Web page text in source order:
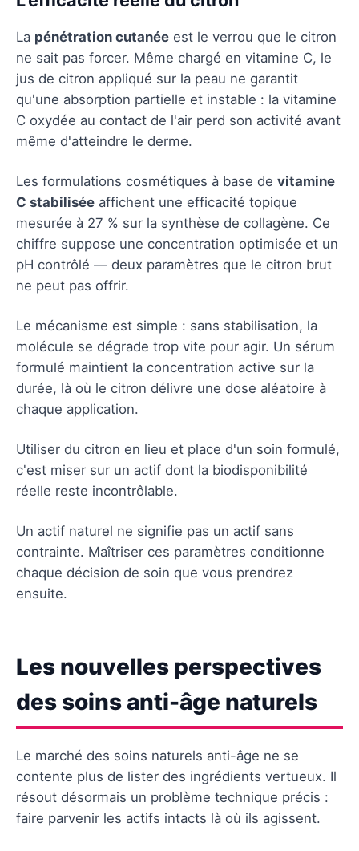
La pénétration cutanée est le verrou que le citron
ne sait pas forcer. Même chargé en vitamine C, le
jus de citron appliqué sur la peau ne garantit
qu'une absorption partielle et instable : la vitamine
C oxydée au contact de l'air perd son activité avant
même d'atteindre le derme.
Les formulations cosmétiques à base de vitamine
C stabilisée affichent une efficacité topique
mesurée à 27 % sur la synthèse de collagène. Ce
chiffre suppose une concentration optimisée et un
pH contrôlé — deux paramètres que le citron brut
ne peut pas offrir.
Le mécanisme est simple : sans stabilisation, la
molécule se dégrade trop vite pour agir. Un sérum
formulé maintient la concentration active sur la
durée, là où le citron délivre une dose aléatoire à
chaque application.
Utiliser du citron en lieu et place d'un soin formulé,
c'est miser sur un actif dont la biodisponibilité
réelle reste incontrôlable.
Un actif naturel ne signifie pas un actif sans
contrainte. Maîtriser ces paramètres conditionne
chaque décision de soin que vous prendrez
ensuite.
Les nouvelles perspectives
des soins anti-âge naturels
Le marché des soins naturels anti-âge ne se
contente plus de lister des ingrédients vertueux. Il
résout désormais un problème technique précis :
faire parvenir les actifs intacts là où ils agissent.